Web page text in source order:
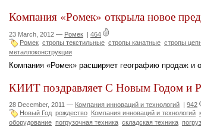
Компания «Ромек» открыла новое
23 March, 2012 — Ромек | 464
Ромек стропы текстильные стропы канатные стропы
металлоконструкции
Компания «Ромек» расширяет географию продаж и
КИИТ поздравляет С Новым Годом и
28 December, 2011 — Компания инноваций и технологий
942
Новый Год рождество Компания инноваций и технологий
оборудование погрузочная техника складская техника